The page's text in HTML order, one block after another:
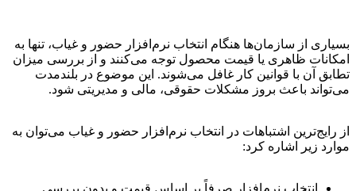
بسیاری از سازمان‌ها هنگام انتخاب نرم‌افزار حضور و غیاب، تنها به
امکانات ظاهری یا قیمت محصول توجه می‌کنند و از بررسی میزان
تطابق آن با قوانین کار غافل می‌شوند. این موضوع در بلندمدت
می‌تواند باعث بروز مشکلات حقوقی، مالی و مدیریتی شود.
از رایج‌ترین اشتباهات در انتخاب نرم‌افزار حضور و غیاب می‌توان به
موارد زیر اشاره کرد: